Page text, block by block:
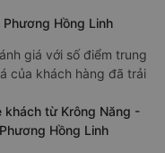
Hồng Linh
giá với số điểm trung
của khách hàng đã trải
khách từ Krông Năng -
Hồng Linh